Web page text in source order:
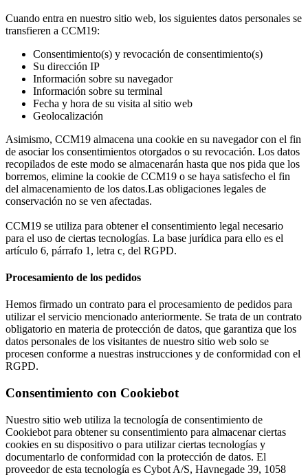
Cuando entra en nuestro sitio web, los siguientes datos personales se
transfieren a CCM19:
Consentimiento(s) y revocación de consentimiento(s)
Su dirección IP
Información sobre su navegador
Información sobre su terminal
Fecha y hora de su visita al sitio web
Geolocalización
Asimismo, CCM19 almacena una cookie en su navegador con el fin
de asociar los consentimientos otorgados o su revocación. Los datos
recopilados de este modo se almacenarán hasta que nos pida que los
borremos, elimine la cookie de CCM19 o se haya satisfecho el fin
del almacenamiento de los datos.Las obligaciones legales de
conservación no se ven afectadas.
CCM19 se utiliza para obtener el consentimiento legal necesario
para el uso de ciertas tecnologías. La base jurídica para ello es el
artículo 6, párrafo 1, letra c, del RGPD.
Procesamiento de los pedidos
Hemos firmado un contrato para el procesamiento de pedidos para
utilizar el servicio mencionado anteriormente. Se trata de un contrato
obligatorio en materia de protección de datos, que garantiza que los
datos personales de los visitantes de nuestro sitio web solo se
procesen conforme a nuestras instrucciones y de conformidad con el
RGPD.
Consentimiento con Cookiebot
Nuestro sitio web utiliza la tecnología de consentimiento de
Cookiebot para obtener su consentimiento para almacenar ciertas
cookies en su dispositivo o para utilizar ciertas tecnologías y
documentarlo de conformidad con la protección de datos. El
proveedor de esta tecnología es Cybot A/S, Havnegade 39, 1058